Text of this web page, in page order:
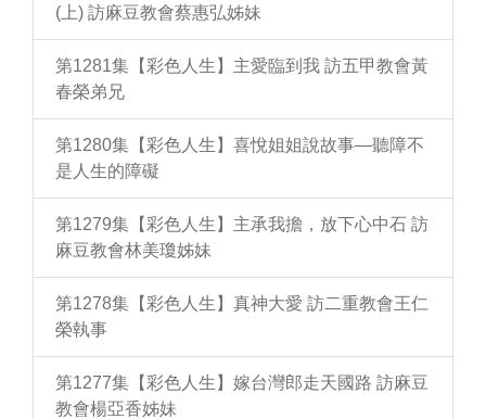
(上) 訪麻豆教會蔡惠弘姊妹
第1281集【彩色人生】主愛臨到我 訪五甲教會黃
春榮弟兄
第1280集【彩色人生】喜悅姐姐說故事—聽障不
是人生的障礙
第1279集【彩色人生】主承我擔，放下心中石 訪
麻豆教會林美瓊姊妹
第1278集【彩色人生】真神大愛 訪二重教會王仁
榮執事
第1277集【彩色人生】嫁台灣郎走天國路 訪麻豆
教會楊亞香姊妹